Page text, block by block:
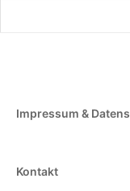
Impressum &
Kontakt